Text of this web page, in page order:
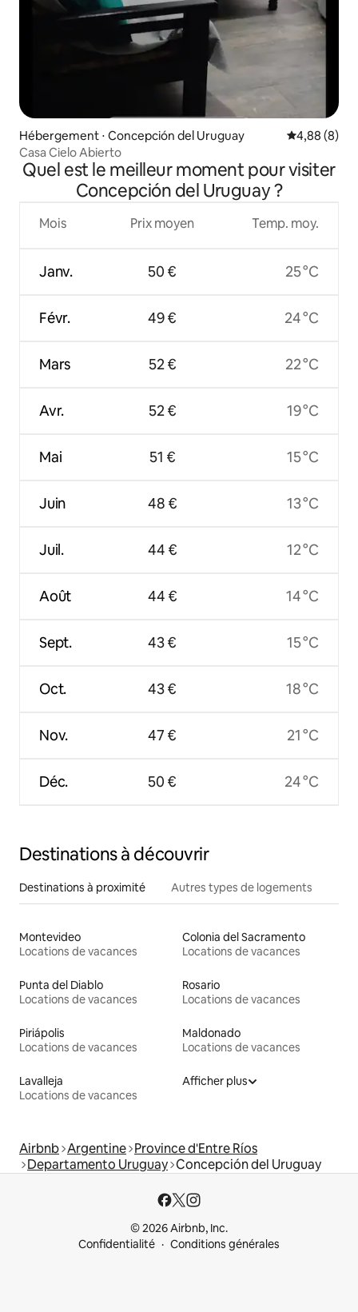
Hébergement ⋅ Concepción del Uruguay Évaluation
4,88 (8)
Casa Cielo Abierto
Quel est le meilleur moment pour visiter
Concepción del Uruguay ?
Mois
Janv.
Févr.
Mars
Avr.
Mai
Juin
Juil.
Août
Sept.
Oct.
Nov.
Déc.
Prix moyen
50 €
49 €
52 €
52 €
51 €
48 €
44 €
44 €
43 €
43 €
47 €
50 €
Temp. moy.
25 °C
24 °C
22 °C
19 °C
15 °C
13 °C
12 °C
14 °C
15 °C
18 °C
21 °C
24 °C
Destinations à découvrir
Destinations à proximité Autres types de logements
Montevideo
Locations de vacances
Colonia del Sacramento
Locations de vacances
Punta del Diablo
Locations de vacances
Rosario
Locations de vacances
Piriápolis
Locations de vacances
Maldonado
Locations de vacances
Lavalleja
Locations de vacances
Afficher plus
Airbnb Argentine Province d'Entre Ríos
Departamento Uruguay Concepción del Uruguay
© 2026 Airbnb, Inc.
Confidentialité
Conditions générales